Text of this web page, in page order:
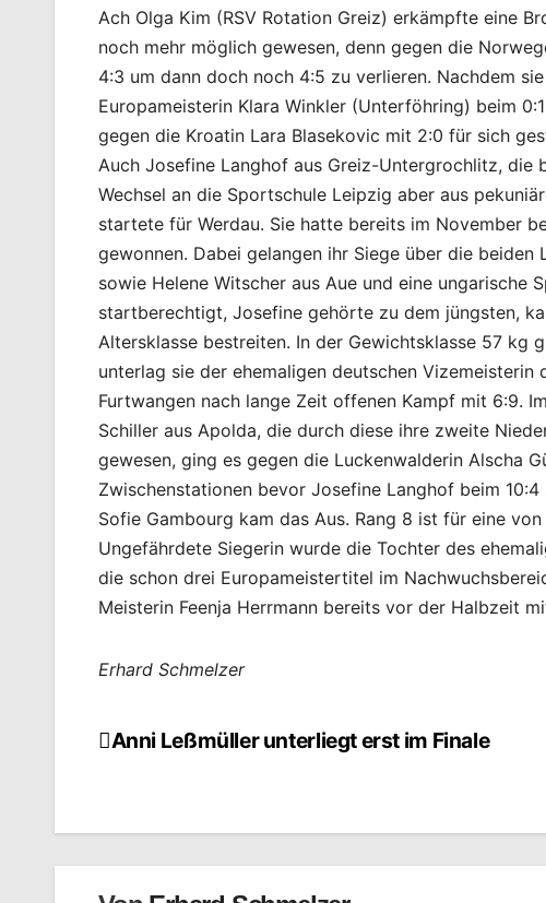
Ach Olga Kim (RSV Rotation Greiz) erkämpfte eine
noch mehr möglich gewesen, denn gegen die
4:3 um dann doch noch 4:5 zu verlieren. Nachdem
Europameisterin Klara Winkler (Unterföhring) beim
gegen die Kroatin Lara Blasekovic mit 2:0 für sich
Auch Josefine Langhof aus Greiz-Untergrochlitz, die
Wechsel an die Sportschule Leipzig aber aus
startete für Werdau. Sie hatte bereits im November
gewonnen. Dabei gelangen ihr Siege über die beiden
sowie Helene Witscher aus Aue und eine ungarische
startberechtigt, Josefine gehörte zu dem jüngsten,
Altersklasse bestreiten. In der Gewichtsklasse 57 kg
unterlag sie der ehemaligen deutschen
Furtwangen nach lange Zeit offenen Kampf mit 6:9.
Schiller aus Apolda, die durch diese ihre zweite
gewesen, ging es gegen die Luckenwalderin Alscha
Zwischenstationen bevor Josefine Langhof beim
Sofie Gambourg kam das Aus. Rang 8 ist für eine
Ungefährdete Siegerin wurde die Tochter des
die schon drei Europameistertitel im
Meisterin Feenja Herrmann bereits vor der Halbzeit
Erhard Schmelzer
Beitragsnavigation
Anni Leßmüller unterliegt erst im Finale